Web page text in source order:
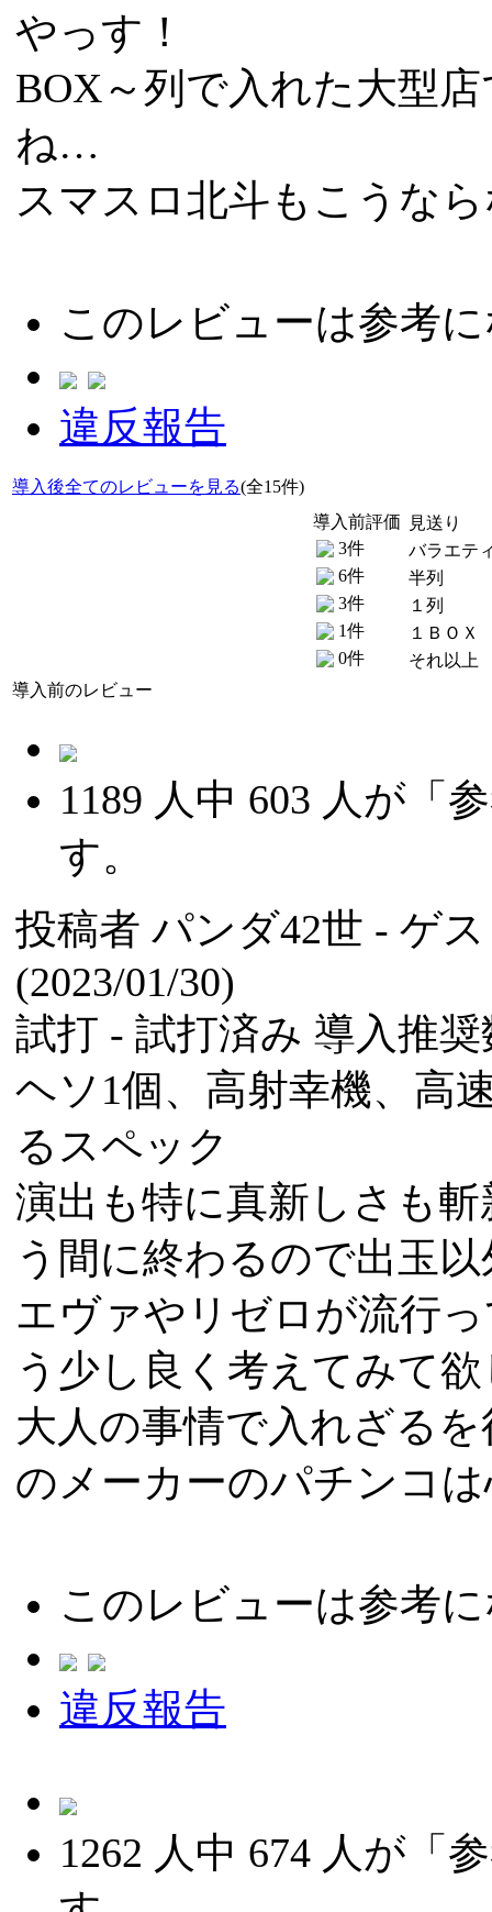
やっす！
BOX～列で入れた大型
ね…
スマスロ北斗もこうな
このレビューは参考
違反報告
導入後全てのレビューを見る(全15件)
導入前評価
3件
6件
3件
1件
0件
見送り
バラエテ
半列
１列
１ＢＯＸ
それ以上
導入前のレビュー
1189 人中 603 人が「
す。
投稿者 パンダ42世 - ゲ
(2023/01/30)
試打 - 試打済み 導入推
ヘソ1個、高射幸機、高
るスペック
演出も特に真新しさも
う間に終わるので出玉
エヴァやリゼロが流行
う少し良く考えてみて
大人の事情で入れざる
のメーカーのパチンコ
このレビューは参考
違反報告
1262 人中 674 人が「